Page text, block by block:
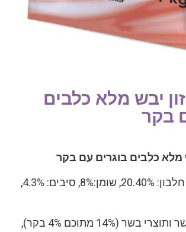
יבש מלא כלבים
בקר
מלא כלבים בוגרים עם בקר
: חלבון: 20.40%, שומן:8%, סיבים: 4.3%,
: דגנים, בשר ותוצרי בשר (14% מתוכם 4% בקר),